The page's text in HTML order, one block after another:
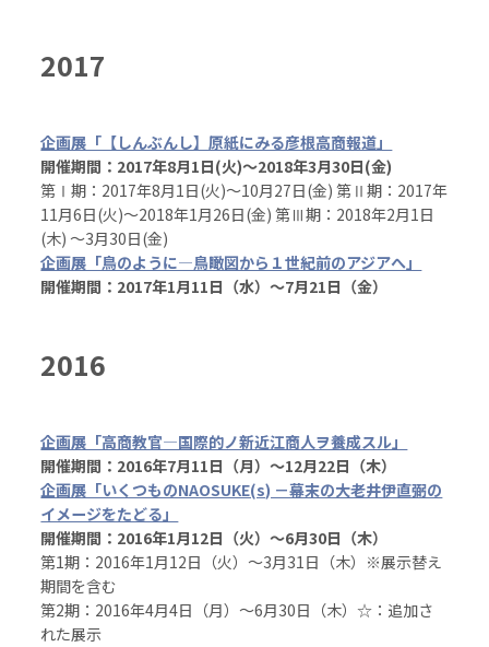
2017
企画展「【しんぶんし】原紙にみる彦根高商報道」
開催期間：2017年8月1日(火)～2018年3月30日(金)
第Ⅰ期：2017年8月1日(火)～10月27日(金) 第Ⅱ期：2017年
11月6日(火)～2018年1月26日(金) 第Ⅲ期：2018年2月1日
(木) ～3月30日(金)
企画展「鳥のように―鳥瞰図から１世紀前のアジアへ」
開催期間：2017年1月11日（水）～7月21日（金）
2016
企画展「高商教官―国際的ノ新近江商人ヲ養成スル」
開催期間：2016年7月11日（月）～12月22日（木）
企画展「いくつものNAOSUKE(s) －幕末の大老井伊直弼の
イメージをたどる」
開催期間：2016年1月12日（火）～6月30日（木）
第1期：2016年1月12日（火）～3月31日（木）※展示替え
期間を含む
第2期：2016年4月4日（月）～6月30日（木）☆：追加さ
れた展示